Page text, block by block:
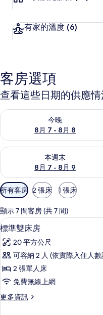
有家的溫度 (6)
客房選項
查看這些日期的供應情
今晚
8月 7 - 8月 8
查看今晚 (8月 7 - 8月 8) 的供
本週末
8月 7 - 8月 9
查看本週末 (8月 7 - 8月 9) 的
可
用
的
客
房
篩
選
條
所有客房 2 張床 1 張床
顯示 7 間客房 (共 7 間)
顯
示
標
準
雙
房
4
標準雙床房
20 平方公尺
可容納 2 人 (依實際入住人
2 張單人床
免費無線上網
更多資訊
更